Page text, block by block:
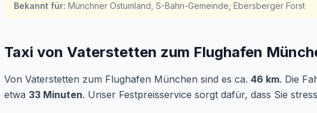
Bekannt für: Münchner Ostumland, S-Bahn-Gemeinde, Ebersberger Forst
Taxi von Vaterstetten zum Flughafen
Von Vaterstetten zum Flughafen München sind es ca. 46 km. Die
etwa 33 Minuten. Unser Festpreisservice sorgt dafür, dass Sie